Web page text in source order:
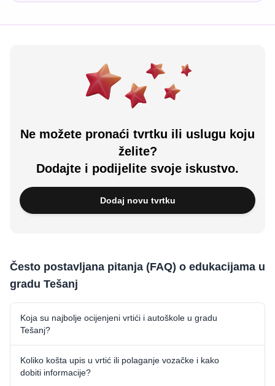
Ne možete pronaći tvrtku ili uslugu koju
želite?
Dodajte i podijelite svoje iskustvo.
Dodaj novu tvrtku
Često postavljana pitanja (FAQ) o edukacijama u
gradu Tešanj
Koja su najbolje ocijenjeni vrtići i autoškole u gradu
Tešanj?
Koliko košta upis u vrtić ili polaganje vozačke i kako
dobiti informacije?